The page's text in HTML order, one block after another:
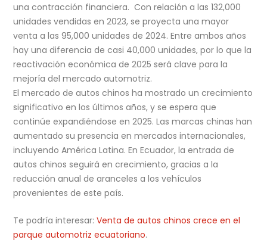
una contracción financiera. Con relación a las 132,000
unidades vendidas en 2023, se proyecta una mayor
venta a las 95,000 unidades de 2024. Entre ambos años
hay una diferencia de casi 40,000 unidades, por lo que la
reactivación económica de 2025 será clave para la
mejoría del mercado automotriz.
El mercado de autos chinos ha mostrado un crecimiento
significativo en los últimos años, y se espera que
continúe expandiéndose en 2025. Las marcas chinas han
aumentado su presencia en mercados internacionales,
incluyendo América Latina. En Ecuador, la entrada de
autos chinos seguirá en crecimiento, gracias a la
reducción anual de aranceles a los vehículos
provenientes de este país.
Te podría interesar:Venta de autos chinos crece en el
parque automotriz ecuatoriano.